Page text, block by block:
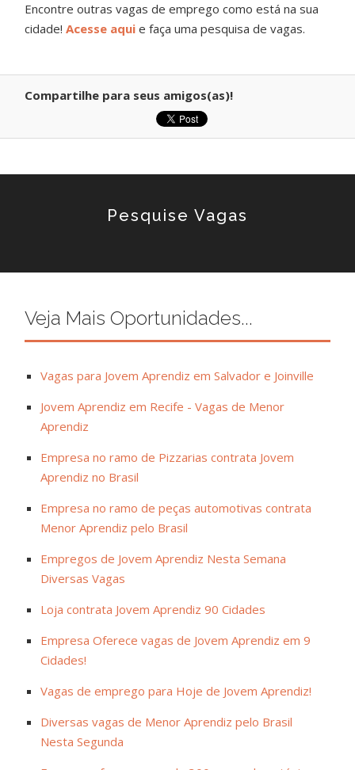
Encontre outras vagas de emprego como está na sua
cidade!Acesse aqui e faça uma pesquisa de vagas.
Compartilhe para seus amigos(as)!
Pesquise Vagas
Veja Mais Oportunidades...
Vagas para Jovem Aprendiz em Salvador e Joinville
Jovem Aprendiz em Recife - Vagas de Menor
Aprendiz
Empresa no ramo de Pizzarias contrata Jovem
Aprendiz no Brasil
Empresa no ramo de peças automotivas contrata
Menor Aprendiz pelo Brasil
Empregos de Jovem Aprendiz Nesta Semana
Diversas Vagas
Loja contrata Jovem Aprendiz 90 Cidades
Empresa Oferece vagas de Jovem Aprendiz em 9
Cidades!
Vagas de emprego para Hoje de Jovem Aprendiz!
Diversas vagas de Menor Aprendiz pelo Brasil
Nesta Segunda